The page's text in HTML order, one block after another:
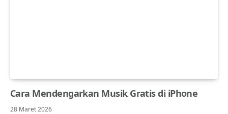
Cara Mendengarkan Musik Gratis di iPhone
28 Maret 2026